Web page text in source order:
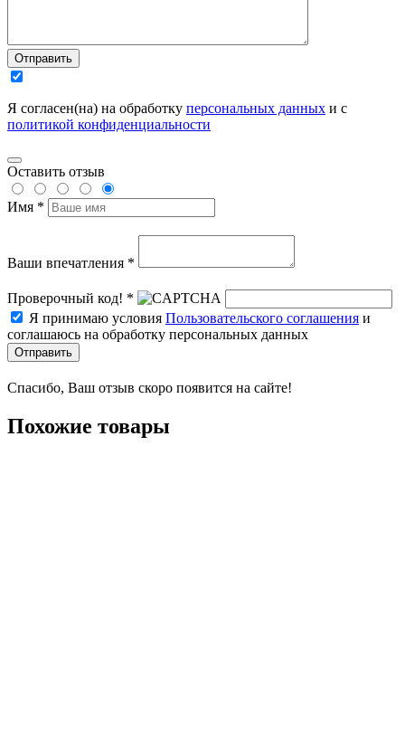
Отправить
Я согласен(на) на обработку персональных данных и с
политикой конфиденциальности
Оставить отзыв
Имя *
Ваши впечатления *
Проверочный код! *
Я принимаю условия Пользовательского соглашения и
соглашаюсь на обработку персональных данных
Отправить
Спасибо, Ваш отзыв скоро появится на сайте!
Похожие товары